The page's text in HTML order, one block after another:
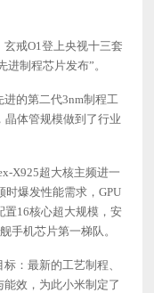
玄戒O1登上央视十三套
制程芯片发布”。
进的第二代3nm制程工
晶体管规模做到了行业
X925超大核主频进一
时爆发性能需求，GPU
置16核心超大规模，安
手机芯片第一梯队。
：最新的工艺制程、
效，为此小米制定了